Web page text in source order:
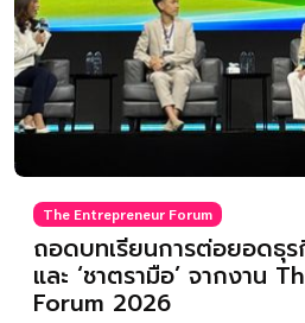
The Entrepreneur Forum
ถอดบทเรียนการต่อยอดธุร
และ ‘ชาตรามือ’ จากงาน
Forum 2026